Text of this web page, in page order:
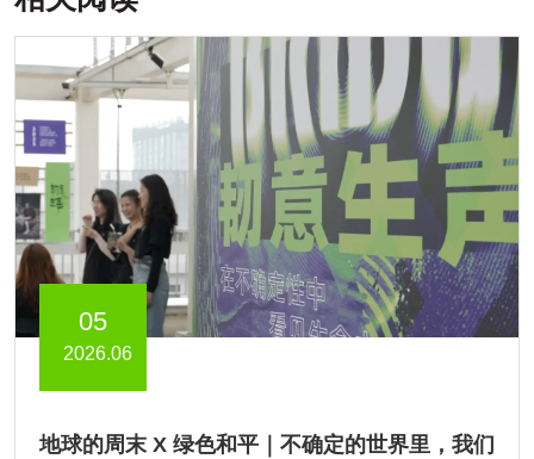
05
2026.06
地球的周末 X 绿色和平｜不确定的世界里，我们